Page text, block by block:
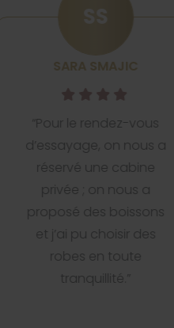
ÉLOÏSE LORTIE
“Elle a été très à l’écoute
de mes souhaits et m’a
donné d’excellents
conseils. J’ai trouvé la
robe de mes rêves. “